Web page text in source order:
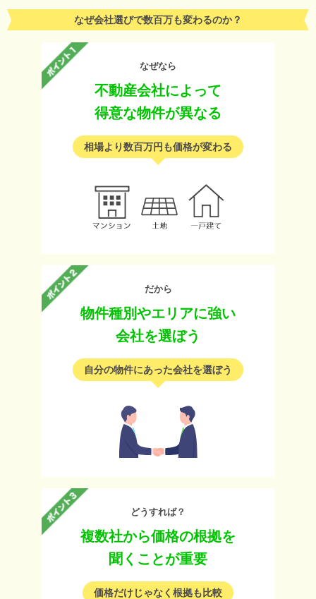
なぜ会社選びで数百万も変わるのか？
なぜなら
不動産会社によって
得意な物件が異なる
相場より数百万円も価格が変わる
だから
物件種別やエリアに強い
会社を選ぼう
自分の物件にあった会社を選ぼう
どうすれば？
複数社から価格の根拠を
聞くことが重要
価格だけじゃなく根拠も比較